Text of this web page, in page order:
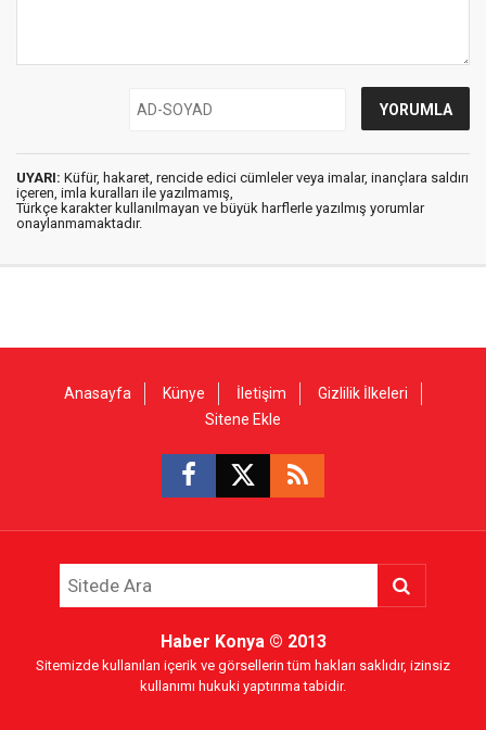
UYARI: Küfür, hakaret, rencide edici cümleler veya imalar, inançlara saldırı
içeren, imla kuralları ile yazılmamış,
Türkçe karakter kullanılmayan ve büyük harflerle yazılmış yorumlar
onaylanmamaktadır.
Anasayfa Künye İletişim
Gizlilik İlkeleri
Sitene Ekle
Haber Konya© 2013
Sitemizde kullanılan içerik ve görsellerin tüm hakları saklıdır, izinsiz
kullanımı hukuki yaptırıma tabidir.